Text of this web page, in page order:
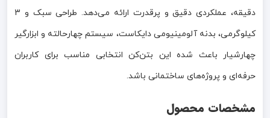
دقیقه، عملکردی دقیق و پرقدرت ارائه می‌دهد. طراحی سبک و 3
کیلوگرمی، بدنه آلومینیومی دایکاست، سیستم چهارحالته و ابزارگیر
چهارشیار باعث شده این بتن‌کن انتخابی مناسب برای کاربران
حرفه‌ای و پروژه‌های ساختمانی باشد.
مشخصات محصول